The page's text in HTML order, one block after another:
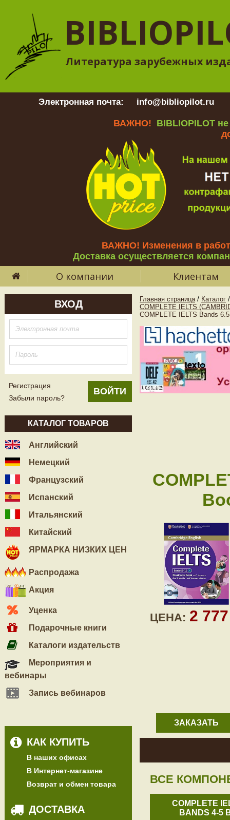
Литература зарубежных
Электронная почта: info@bibliopilot.ru
ВАЖНО! BIBLIOPILOT
ВАЖНО! Изменения в
Доставка осуществляется
О компании Клиентам
ВХОД
Регистрация
Забыли пароль?
КАТАЛОГ ТОВАРОВ
Английский
Немецкий
Французский
Испанский
Итальянский
Китайский
ЯРМАРКА НИЗКИХ ЦЕН
Распродажа
Акция
Уценка
Подарочные книги
Каталоги издательств
Мероприятия и
вебинары
Запись вебинаров
КАК КУПИТЬ
В наших офисах
В Интернет-магазине
Возврат и обмен товара
ДОСТАВКА
Главная страница / Каталог /
COMPLETE IELTS
COMPLETE IELTS Bands
ЦЕНА: 2
ЗАКАЗАТЬ
ВСЕ
COMPLETE
BANDS 4-5